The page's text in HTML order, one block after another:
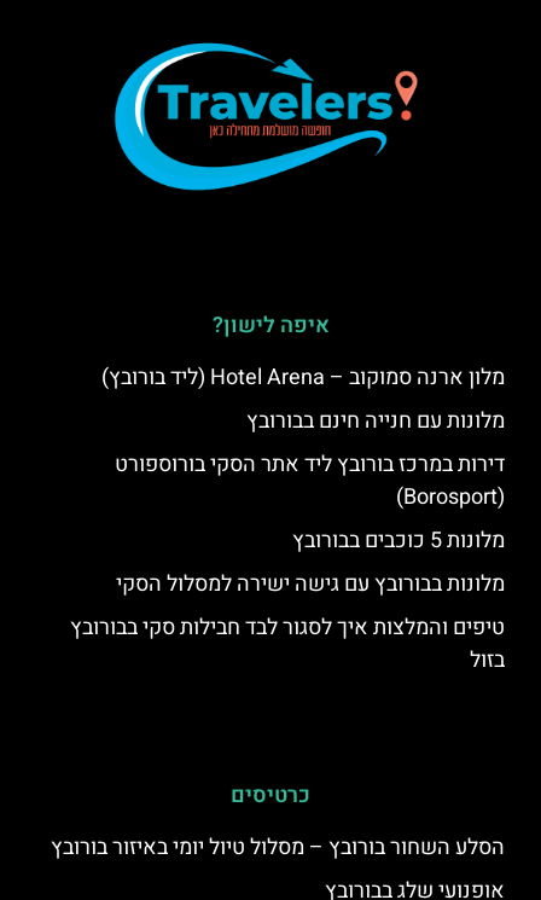
איפה לישון?
מלון ארנה סמוקוב – Hotel Arena (ליד בורובץ)
מלונות עם חנייה חינם בבורובץ
דירות במרכז בורובץ ליד אתר הסקי בורוספורט
(Borosport)
מלונות 5 כוכבים בבורובץ
מלונות בבורובץ עם גישה ישירה למסלול הסקי
טיפים והמלצות איך לסגור לבד חבילות סקי בבורובץ
בזול
כרטיסים
הסלע השחור בורובץ – מסלול טיול יומי באיזור בורובץ
אופנועי שלג בבורובץ